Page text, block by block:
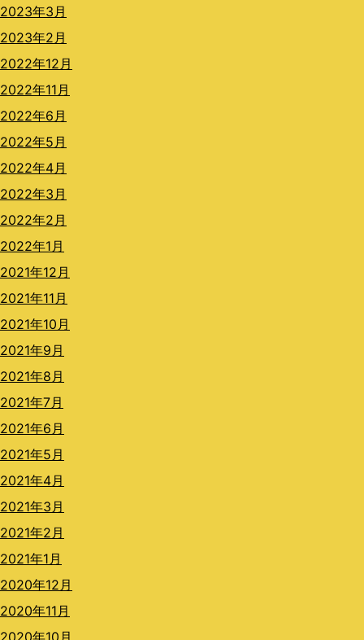
2023年3月
2023年2月
2022年12月
2022年11月
2022年6月
2022年5月
2022年4月
2022年3月
2022年2月
2022年1月
2021年12月
2021年11月
2021年10月
2021年9月
2021年8月
2021年7月
2021年6月
2021年5月
2021年4月
2021年3月
2021年2月
2021年1月
2020年12月
2020年11月